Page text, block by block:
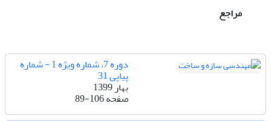
مراجع
دوره 7، شماره ویژه 1 - شماره
پیاپی 31
بهار 1399
صفحه89-106